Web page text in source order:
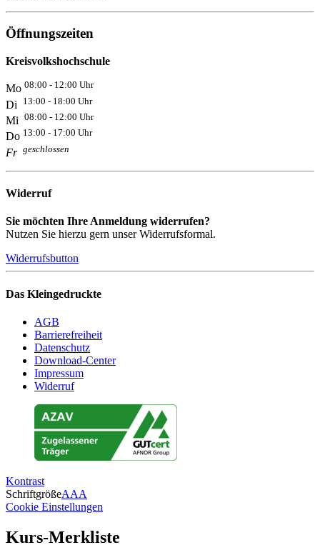
Öffnungszeiten
Kreisvolkshochschule
Mo 08:00 - 12:00 Uhr
Di 13:00 - 18:00 Uhr
Mi 08:00 - 12:00 Uhr
Do 13:00 - 17:00 Uhr
Fr geschlossen
Widerruf
Sie möchten Ihre Anmeldung widerrufen?
Nutzen Sie hierzu gern unser Widerrufsformal.
Widerrufsbutton
Das Kleingedruckte
AGB
Barrierefreiheit
Datenschutz
Download-Center
Impressum
Widerruf
Kontrast
SchriftgrößeAAA
Cookie Einstellungen
Kurs-Merkliste